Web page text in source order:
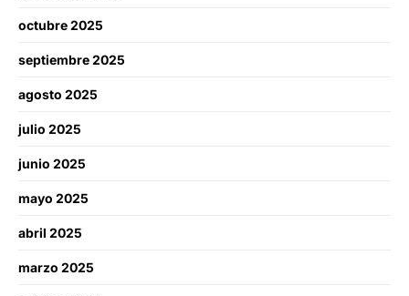
octubre 2025
septiembre 2025
agosto 2025
julio 2025
junio 2025
mayo 2025
abril 2025
marzo 2025